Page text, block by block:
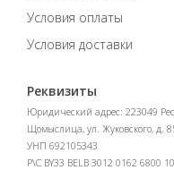
Условия оплаты
Условия доставки
Реквизиты
Юридический адрес: 223049
Щомыслица, ул. Жуковского, д.
УНП 692105343
Р\С BY33 BELB 3012 0162 6800